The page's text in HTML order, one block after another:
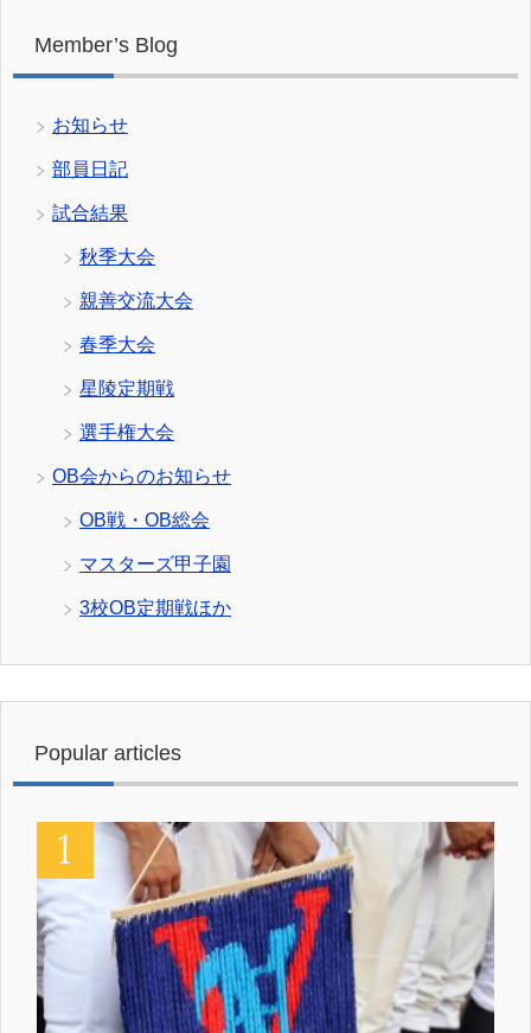
Member’s Blog
お知らせ
部員日記
試合結果
秋季大会
親善交流大会
春季大会
星陵定期戦
選手権大会
OB会からのお知らせ
OB戦・OB総会
マスターズ甲子園
3校OB定期戦ほか
Popular articles